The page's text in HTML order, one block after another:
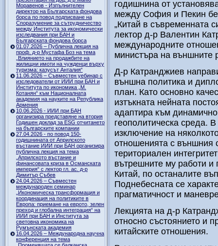
Моравенов - Изпълнителен
директор на Българската фондова
борса по повод подписване на
Споразумение за сътрудничество
между Института за икономически
изследвания при БАН и
Българската фондова борса
01.07.2026 – Публична лекция на
проф. д-р Мустафа Боз на тема
„Влиянието на продажбите на
жилищни имоти на чужденци върху
туризма: казусът Анталия“
11.06.2026 – Съвместен уебинар с
изследователи от ИИИ при БАН и
Института по икономика „М.
Котанян“ към Националната
академия на науките на Република
Армения
10.06.2026 - ИИИ при БАН
организира представяне на втория
Годишен доклад за ESG отчитането
на българските компании
27.04.2026 - по повод 150-
годишнината от Априлското
въстание ИИИ при БАН организира
публична лекция на тема
„Априлското въстание и
финансовата криза в Османската
империя“ с лектор гл. ас. д-р
Димитър Събев
24.04.2026 – Съвместен
международен семинар
„Икономическа трансформация и
координация на политиките в
Европа: приемане на еврото, зелен
преход и глобална интеграция“ на
ИИИ при БАН и Института за
световна икономика на
Румънската академия
16.04.2026 – Международна научна
конференция на тема
„Променящата се балканска
годишнина от
между София и Пекин
„Китай в съвременната
лектор д-р Валентин
международните
министъра на външните
Д-р Катранджиев
външна политика и
план. Като основно
изтъкната нейната
адаптира към
геополитическа среда.
изключение на
отношенията с външния
териториален
вътрешните му работи
Китай, по останалите
Поднебесната се
прагматичност и
Лекцията на д-р
относно състоянието и
китайските отношения.